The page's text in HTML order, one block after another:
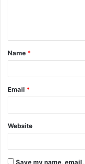
Name *
Email *
Website
Save my name,